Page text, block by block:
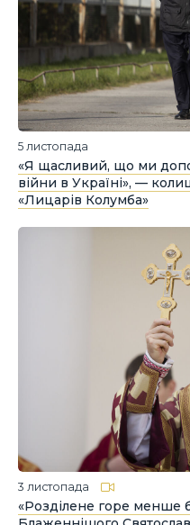
5 листопада
«Я щасливий, що ми
війни в Україні», —
«Лицарів Колумба»
3 листопада
«Розділене горе менше